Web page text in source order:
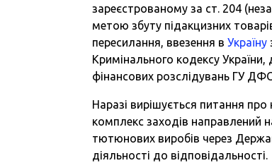
зареєстрованому за ст. 204
метою збуту підакцизних
пересилання, ввезення вУкраїну
Кримінального кодексу
фінансових розслідувань ГУ
Наразі вирішується питання
комплекс заходів направлений
тютюнових виробів через
діяльності до відповідальності.